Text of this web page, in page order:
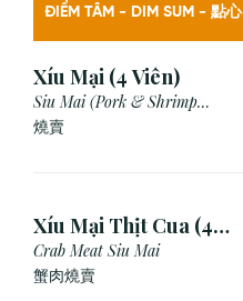
ĐIỂM TÂM - DIM SUM - 點心
Xíu Mại (4 Viên)
Siu Mai (Pork & Shrimp
Dumpling)
燒賣
Xíu Mại Thịt Cua (4
Viên)
Crab Meat Siu Mai
蟹肉燒賣